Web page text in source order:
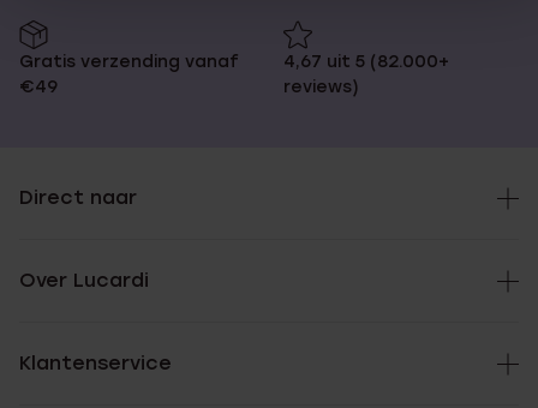
Gratis verzending vanaf
€49
4,67 uit 5 (82.000+
reviews)
Direct naar
Over Lucardi
Klantenservice